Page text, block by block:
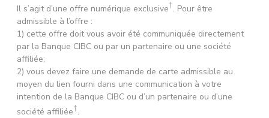
Il s’agit d’une offre numérique exclusive†. Pour être
admissible à l’offre :
1) cette offre doit vous avoir été communiquée directement
par la Banque CIBC ou par un partenaire ou une société
affiliée;
2) vous devez faire une demande de carte admissible au
moyen du lien fourni dans une communication à votre
intention de la Banque CIBC ou d’un partenaire ou d’une
société affiliée†.